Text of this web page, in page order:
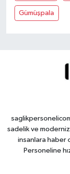
Gümüşpala
sadelik ve
insanlara haber
Personeline